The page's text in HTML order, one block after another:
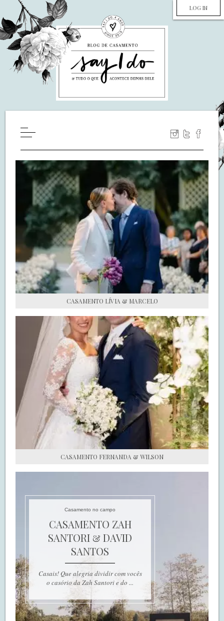
LOG IN
WILL YOU MARRY ME?
LUA DE MEL
COZINHA
DECORAÇÃO
DE NOIVA PRA NOIVA
S.O.S CASADAS
FALE COM O SAY I DO
CASAMENTO LÍVIA & MARCELO
CASAMENTO FERNANDA & WILSON
Casamento no campo
CASAMENTO ZAH
SANTORI & DAVID
SANTOS
Casais! Que alegria dividir com vocês
o casório da Zah Santori e do ...